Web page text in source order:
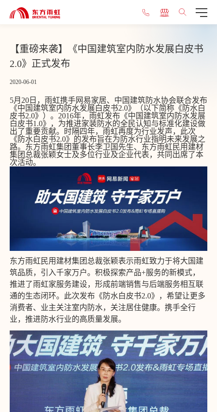
【重磅来袭】《中国建筑室内防水发展白皮书
2.0》正式发布
2020-06-01
5月20日，雨虹携手网易家居、中国建筑防水协会联合发布
《中国建筑室内防水发展白皮书2.0》（以下简称《防水白
皮书2.0》）。2016年，雨虹发布《中国建筑室内防水发展
白皮书1.0》，为推进家装防水的全民认知与标准化建设做
出了重要贡献。时隔四年，雨虹再度为行业发声，此次
《防水白皮书2.0》的发布旨在为防水行业指明未来发展之
路。东方雨虹集团董事长李卫国先生、东方雨虹民用建材
集团总裁张颖女士及多位行业及企业代表，共同出席了本
次活动。
东方雨虹民用建材集团总裁张颖表示雨虹致力于将大国建
筑品质，引入千家万户。积极探索产品+服务的新模式，
推进了雨虹家服务建设，形成前端销售与后端服务相互联
通的生态闭环。此次发布《防水白皮书2.0》，希望让更多
消费者、业主关注室内防水，关注居住健康。携手全行
业，推进防水行业的高质量发展。